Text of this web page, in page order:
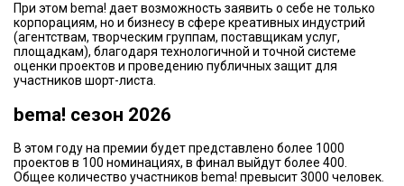
При этом bema! дает возможность заявить о себе не только
корпорациям, но и бизнесу в сфере креативных индустрий
(агентствам, творческим группам, поставщикам услуг,
площадкам), благодаря технологичной и точной системе
оценки проектов и проведению публичных защит для
участников шорт-листа.
bema! сезон 2026
В этом году на премии будет представлено более 1000
проектов в 100 номинациях, в финал выйдут более 400.
Общее количество участников bema! превысит 3000 человек.